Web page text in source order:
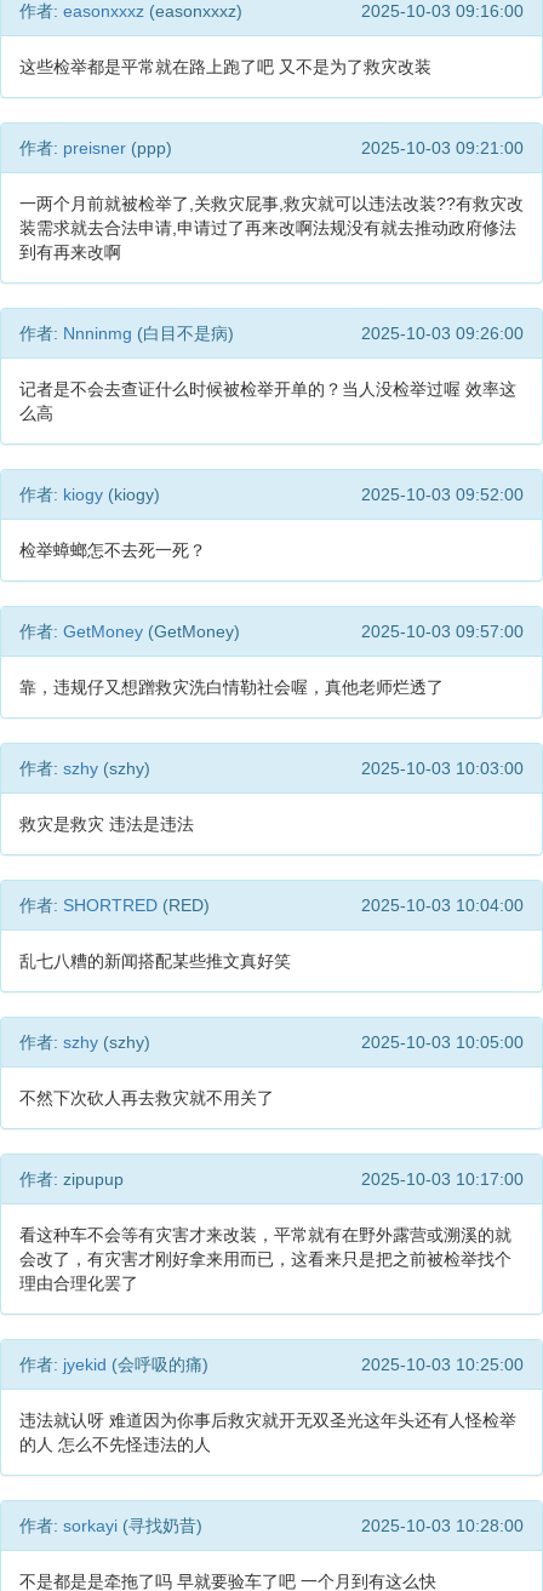
作者: easonxxxz (easonxxxz) 2025-10-03 09:16:00
这些检举都是平常就在路上跑了吧 又不是为了救灾改装
作者: preisner (ppp) 2025-10-03 09:21:00
一两个月前就被检举了,关救灾屁事,救灾就可以违法改装??有救灾改
装需求就去合法申请,申请过了再来改啊法规没有就去推动政府修法
到有再来改啊
作者: Nnninmg (白目不是病) 2025-10-03 09:26:00
记者是不会去查证什么时候被检举开单的？当人没检举过喔 效率这
么高
作者: kiogy (kiogy) 2025-10-03 09:52:00
检举蟑螂怎不去死一死？
作者: GetMoney (GetMoney) 2025-10-03 09:57:00
靠，违规仔又想蹭救灾洗白情勒社会喔，真他老师烂透了
作者: szhy (szhy) 2025-10-03 10:03:00
救灾是救灾 违法是违法
作者: SHORTRED (RED) 2025-10-03 10:04:00
乱七八糟的新闻搭配某些推文真好笑
作者: szhy (szhy) 2025-10-03 10:05:00
不然下次砍人再去救灾就不用关了
作者: zipupup 2025-10-03 10:17:00
看这种车不会等有灾害才来改装，平常就有在野外露营或溯溪的就
会改了，有灾害才刚好拿来用而已，这看来只是把之前被检举找个
理由合理化罢了
作者: jyekid (会呼吸的痛) 2025-10-03 10:25:00
违法就认呀 难道因为你事后救灾就开无双圣光这年头还有人怪检举
的人 怎么不先怪违法的人
作者: sorkayi (寻找奶昔) 2025-10-03 10:28:00
不是都是是牵拖了吗 早就要验车了吧 一个月到有这么快